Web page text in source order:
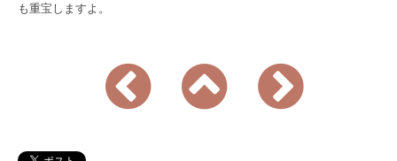
も重宝しますよ。